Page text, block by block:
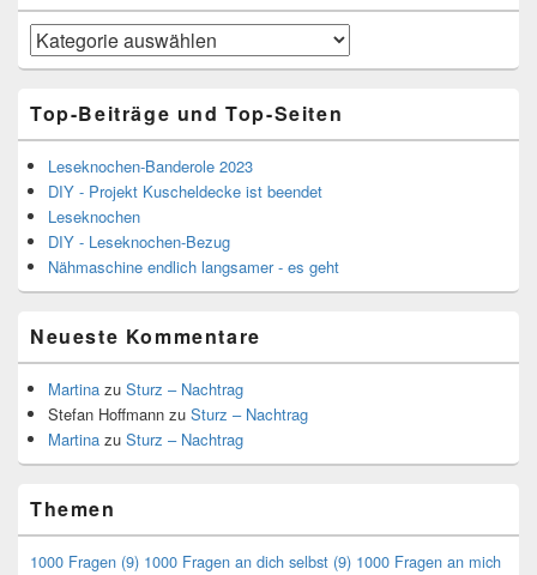
Kategorien
Top-Beiträge und Top-Seiten
Leseknochen-Banderole 2023
DIY - Projekt Kuscheldecke ist beendet
Leseknochen
DIY - Leseknochen-Bezug
Nähmaschine endlich langsamer - es geht
Neueste Kommentare
Martina zu Sturz – Nachtrag
Stefan Hoffmann zu Sturz – Nachtrag
Martina zu Sturz – Nachtrag
Themen
1000 Fragen (9) 1000 Fragen an dich selbst (9) 1000 Fragen an mich